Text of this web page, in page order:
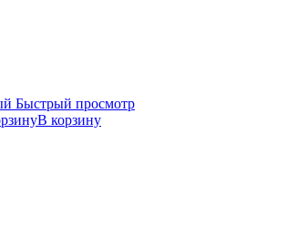
Быстрый просмотр
В корзину